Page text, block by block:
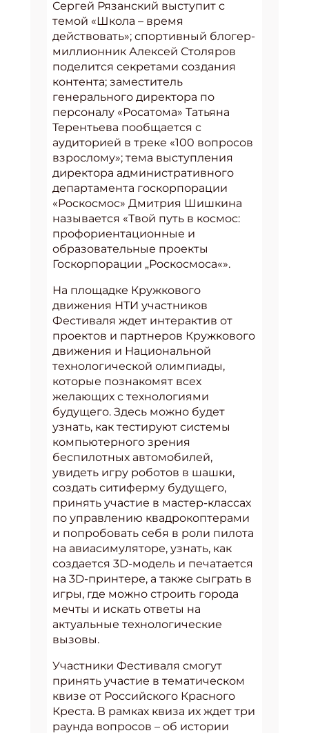
Сергей Рязанский выступит с
темой «Школа – время
действовать»; спортивный блогер-
миллионник Алексей Столяров
поделится секретами создания
контента; заместитель
генерального директора по
персоналу «Росатома» Татьяна
Терентьева пообщается с
аудиторией в треке «100 вопросов
взрослому»; тема выступления
директора административного
департамента госкорпорации
«Роскосмос» Дмитрия Шишкина
называется «Твой путь в космос:
профориентационные и
образовательные проекты
Госкорпорации „Роскосмоса«».
На площадке Кружкового
движения НТИ участников
Фестиваля ждет интерактив от
проектов и партнеров Кружкового
движения и Национальной
технологической олимпиады,
которые познакомят всех
желающих с технологиями
будущего. Здесь можно будет
узнать, как тестируют системы
компьютерного зрения
беспилотных автомобилей,
увидеть игру роботов в шашки,
создать ситиферму будущего,
принять участие в мастер-классах
по управлению квадрокоптерами
и попробовать себя в роли пилота
на авиасимуляторе, узнать, как
создается 3D-модель и печатается
на 3D-принтере, а также сыграть в
игры, где можно строить города
мечты и искать ответы на
актуальные технологические
вызовы.
Участники Фестиваля смогут
принять участие в тематическом
квизе от Российского Красного
Креста. В рамках квиза их ждет три
раунда вопросов – об истории